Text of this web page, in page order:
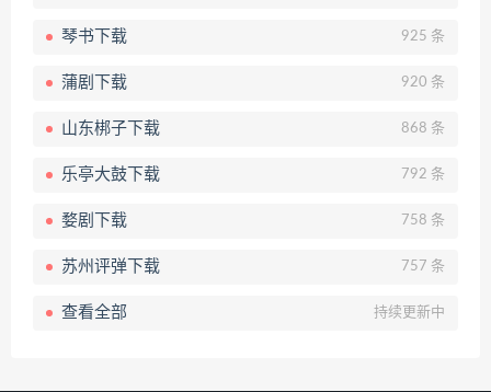
琴书下载 925 条
蒲剧下载 920 条
山东梆子下载 868 条
乐亭大鼓下载 792 条
婺剧下载 758 条
苏州评弹下载 757 条
查看全部 持续更新中